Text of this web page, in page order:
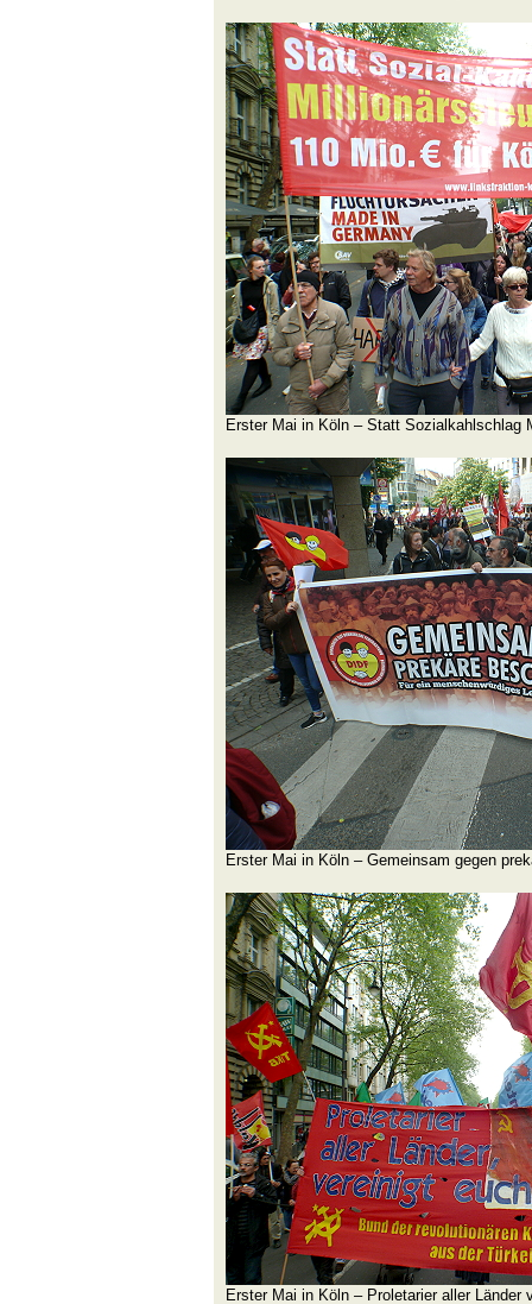
Erster Mai in Köln – Statt Sozialkahlschlag
Erster Mai in Köln – Gemeinsam gegen
Erster Mai in Köln – Proletarier aller Länder